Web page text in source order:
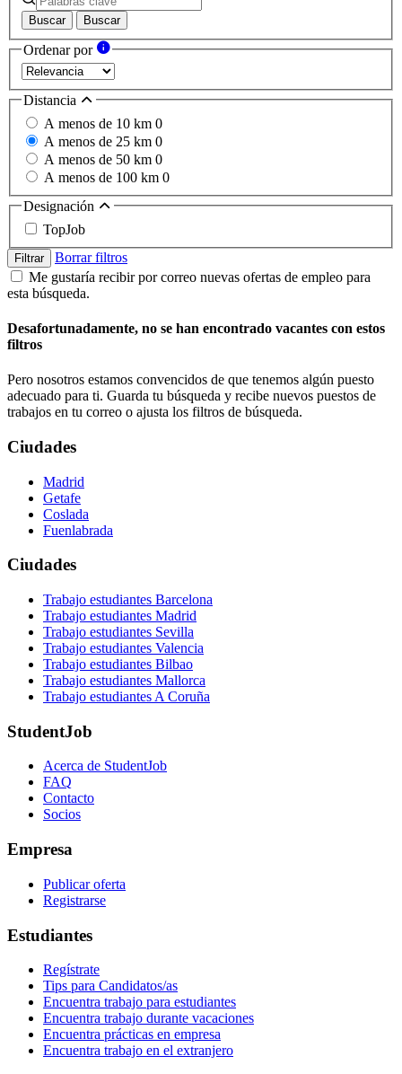
Buscar Buscar
Ordenar por
Distancia
A menos de 10 km 0
A menos de 25 km 0
A menos de 50 km 0
A menos de 100 km 0
Designación
TopJob
Filtrar
Borrar filtros
Me gustaría recibir por correo nuevas ofertas de empleo para
esta búsqueda.
Desafortunadamente, no se han encontrado vacantes con estos
filtros
Pero nosotros estamos convencidos de que tenemos algún puesto
adecuado para ti. Guarda tu búsqueda y recibe nuevos puestos de
trabajos en tu correo o ajusta los filtros de búsqueda.
Ciudades
Madrid
Getafe
Coslada
Fuenlabrada
Ciudades
Trabajo estudiantes Barcelona
Trabajo estudiantes Madrid
Trabajo estudiantes Sevilla
Trabajo estudiantes Valencia
Trabajo estudiantes Bilbao
Trabajo estudiantes Mallorca
Trabajo estudiantes A Coruña
StudentJob
Acerca de StudentJob
FAQ
Contacto
Socios
Empresa
Publicar oferta
Registrarse
Estudiantes
Regístrate
Tips para Candidatos/as
Encuentra trabajo para estudiantes
Encuentra trabajo durante vacaciones
Encuentra prácticas en empresa
Encuentra trabajo en el extranjero